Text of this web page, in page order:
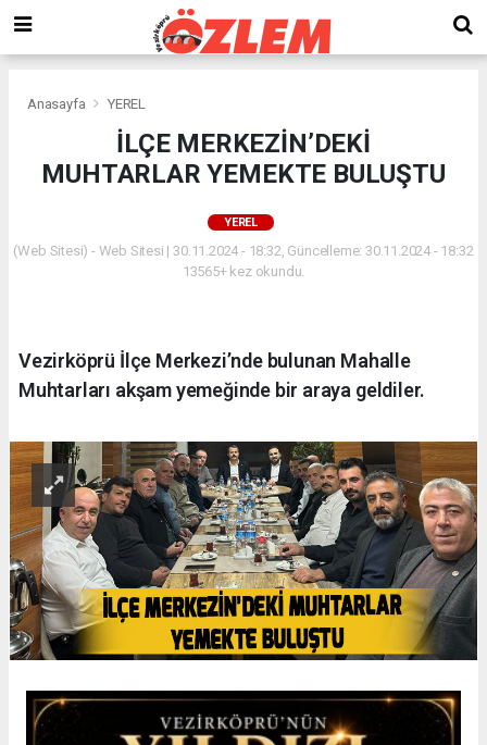
Anasayfa YEREL
İLÇE MERKEZİN’DEKİ
MUHTARLAR YEMEKTE BULUŞTU
YEREL
(Web Sitesi) - Web Sitesi | 30.11.2024 - 18:32, Güncelleme: 30.11.2024 - 18:32
13565+ kez okundu.
Vezirköprü İlçe Merkezi’nde bulunan Mahalle
Muhtarları akşam yemeğinde bir araya geldiler.